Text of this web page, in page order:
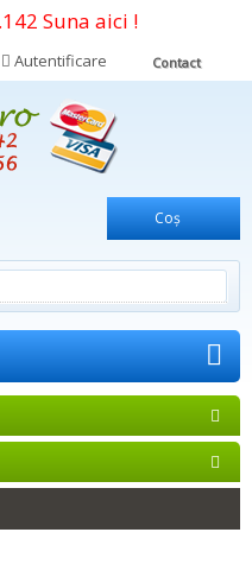
Suna aici !
Contact
Autentificare
Coş